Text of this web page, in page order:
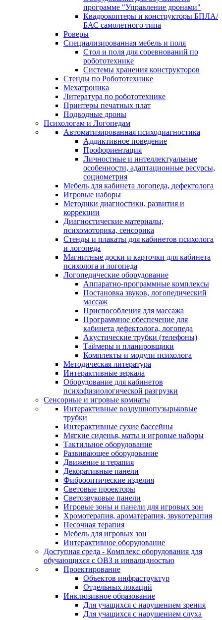
программе "Управление дронами"
Квадрокоптеры и конструкторы БПЛА/
БАС самолетного типа
Роверы
Специализированная мебель и поля
Стол и поля для соревнований по
робототехнике
Системы хранения конструкторов
Стенды по Робототехнике
Мехатроника
Литература по робототехнике
Принтеры печатных плат
Подводные дроны
Психологам и Логопедам
Автоматизированная психодиагностика
Аддиктивное поведение
Профориентация
Личностные и интеллектуальные
особенности, адаптационные ресурсы,
социометрия
Мебель для кабинета логопеда, дефектолога
Игровые наборы
Методики диагностики, развития и
коррекции
Диагностические материалы,
психомоторика, сенсорика
Стенды и плакаты для кабинетов психолога
и логопеда
Магнитные доски и карточки для кабинета
психолога и логопеда
Логопедические оборудование
Аппаратно-программные комплексы
Постановка звуков, логопедический
массаж
Приспособления для массажа
Программное обеспечение для
кабинета дефектолога, логопеда
Акустические трубки (телефоны)
Таймеры и планировщики
Комплекты и модули психолога
Методическая литература
Интерактивные зеркала
Оборудование для кабинетов
психофизиологической разгрузки
Сенсорные и игровые комнаты
Интерактивные воздушнопузырьковые
трубки
Интерактивные сухие бассейны
Мягкие сиденья, маты и игровые наборы
Тактильное оборудование
Развивающее оборудование
Движение и терапия
Декоративные панели
Фиброоптические изделия
Световые проекторы
Светозвуковые панели
Игровые зоны и панели для игровых зон
Хромотерапия, ароматерапия, звукотерапия
Песочная терапия
Мебель для игровых зон
Интерактивное оборудование
Доступная среда - Комплекс оборудования для
обучающихся с ОВЗ и инвалидностью
Проектирование
Объектов инфраструктур
Отдельных локаций
Инклюзивное образование
Для учащихся с нарушением зрения
Для учащихся с нарушением слуха